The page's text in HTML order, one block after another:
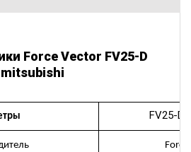
Force Vector FV25-D
mitsubishi
FV25-D
Force